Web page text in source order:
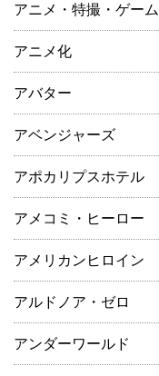
アニメ・特撮・ゲーム
アニメ化
アバター
アベンジャーズ
アポカリプスホテル
アメコミ・ヒーロー
アメリカンヒロイン
アルドノア・ゼロ
アンダーワールド